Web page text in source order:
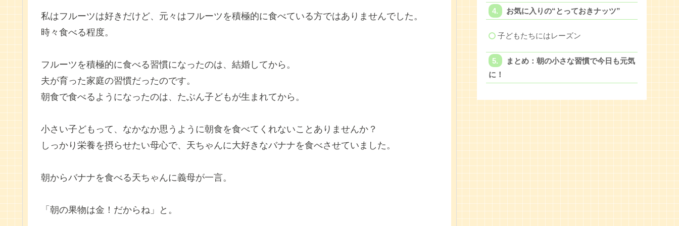
私はフルーツは好きだけど、元々はフルーツを積極的に食べている方ではありませんでした。
時々食べる程度。
フルーツを積極的に食べる習慣になったのは、結婚してから。
夫が育った家庭の習慣だったのです。
朝食で食べるようになったのは、たぶん子どもが生まれてから。
小さい子どもって、なかなか思うように朝食を食べてくれないことありませんか？
しっかり栄養を摂らせたい母心で、天ちゃんに大好きなバナナを食べさせていました。
朝からバナナを食べる天ちゃんに義母が一言。
「朝の果物は金！だからね」と。
お気に入りの“とっておきナッツ”
子どもたちにはレーズン
まとめ：朝の小さな習慣で今日も元気
に！